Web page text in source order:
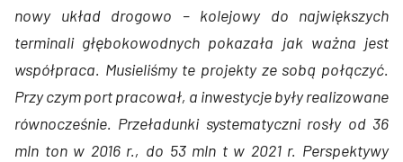
nowy układ drogowo – kolejowy do największych
terminali głębokowodnych pokazała jak ważna jest
współpraca. Musieliśmy te projekty ze sobą połączyć.
Przy czym port pracował, a inwestycje były realizowane
równocześnie. Przeładunki systematyczni rosły od 36
mln ton w 2016 r., do 53 mln t w 2021 r. Perspektywy